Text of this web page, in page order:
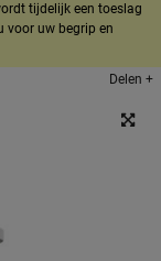
tijdelijk een toeslag
voor uw begrip en
Delen +